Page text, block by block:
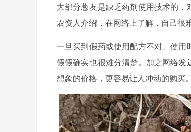
大部分葱友是缺乏药剂使用技术的
农资人介绍，在网络上了解，自己很
一旦买到假药或使用配方不对、使
假假确实也很难分清楚。加之网络
想象的价格，更容易让人冲动的购买。